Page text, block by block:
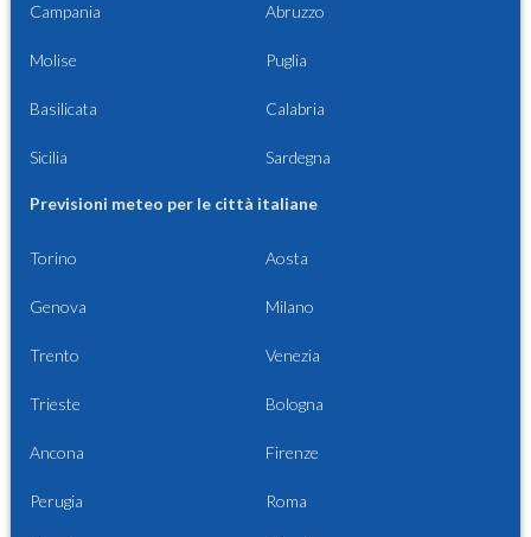
Campania Abruzzo
Molise Puglia
Basilicata Calabria
Sicilia Sardegna
Previsioni meteo per le città italiane
Torino Aosta
Genova Milano
Trento Venezia
Trieste Bologna
Ancona Firenze
Perugia Roma